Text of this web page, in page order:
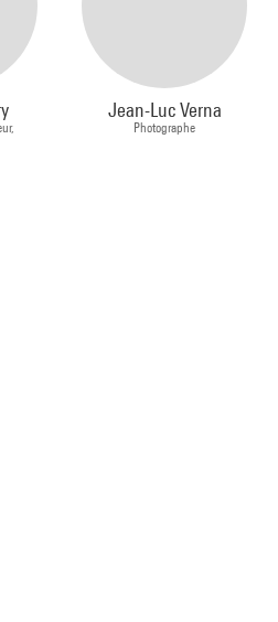
Jean-Luc Verna
Photographe